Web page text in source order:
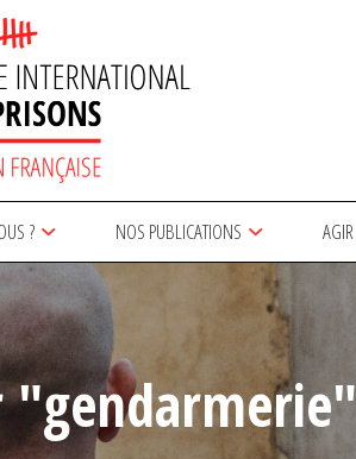
? NOS PUBLICATIONS AGIR
"gendarmerie"